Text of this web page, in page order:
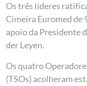
Os três líderes
Cimeira Euromed de
apoio da Presidente
der Leyen.
Os quatro
(TSOs) acolheram